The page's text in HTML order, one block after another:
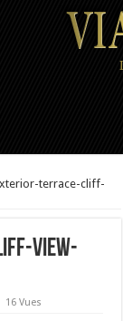
terrace-cliff-
view-
16 Vues